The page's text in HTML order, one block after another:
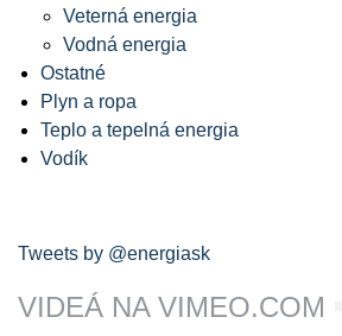
Veterná energia
Vodná energia
Ostatné
Plyn a ropa
Teplo a tepelná energia
Vodík
Tweets by @energiask
VIDEÁ NA VIMEO.COM